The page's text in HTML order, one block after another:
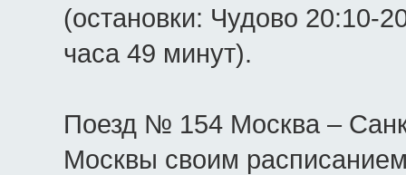
(остановки: Чудово 20:10-
часа 49 минут).
Поезд № 154 Москва –
Москвы своим